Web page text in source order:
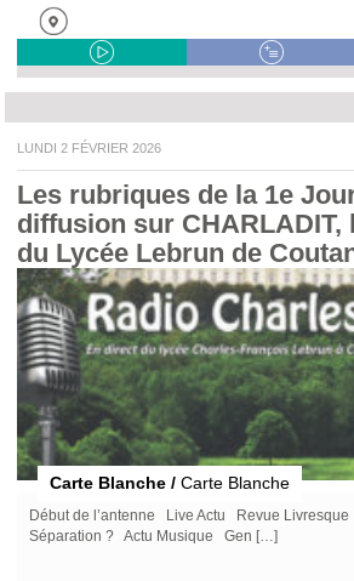
LUNDI 2 FÉVRIER 2026
Les rubriques de la 1e
diffusion sur CHARLADIT,
du Lycée Lebrun de
Carte Blanche / Carte Blanche
Début de l’antenne Live Actu Revue Livresque
Séparation ? Actu Musique Gen […]